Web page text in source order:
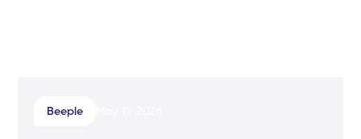
Beeple